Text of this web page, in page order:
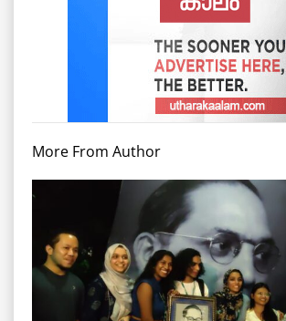
More From Author